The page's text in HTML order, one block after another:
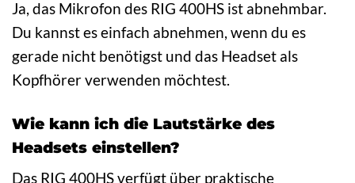
Ja, das Mikrofon des RIG 400HS ist abnehmbar.
Du kannst es einfach abnehmen, wenn du es
gerade nicht benötigst und das Headset als
Kopfhörer verwenden möchtest.
Wie kann ich die Lautstärke des
Headsets einstellen?
Das RIG 400HS verfügt über praktische